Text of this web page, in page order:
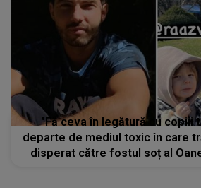
"Fă ceva în legătură cu copiii
departe de mediul toxic în care
disperat către fostul soț al